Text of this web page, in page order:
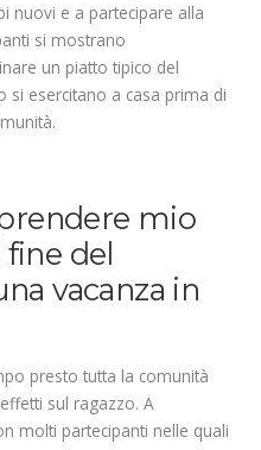
nuovi e a partecipare alla
si mostrano
un piatto tipico del
si esercitano a casa prima di
mio
del
vacanza in
presto tutta la comunità
sul ragazzo. A
molti partecipanti nelle quali